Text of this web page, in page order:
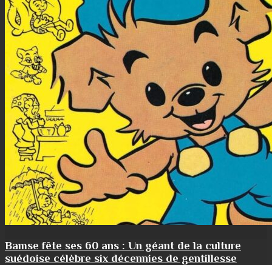
Bamse fête ses 60 ans : Un géant de la culture
suédoise célèbre six décennies de gentillesse